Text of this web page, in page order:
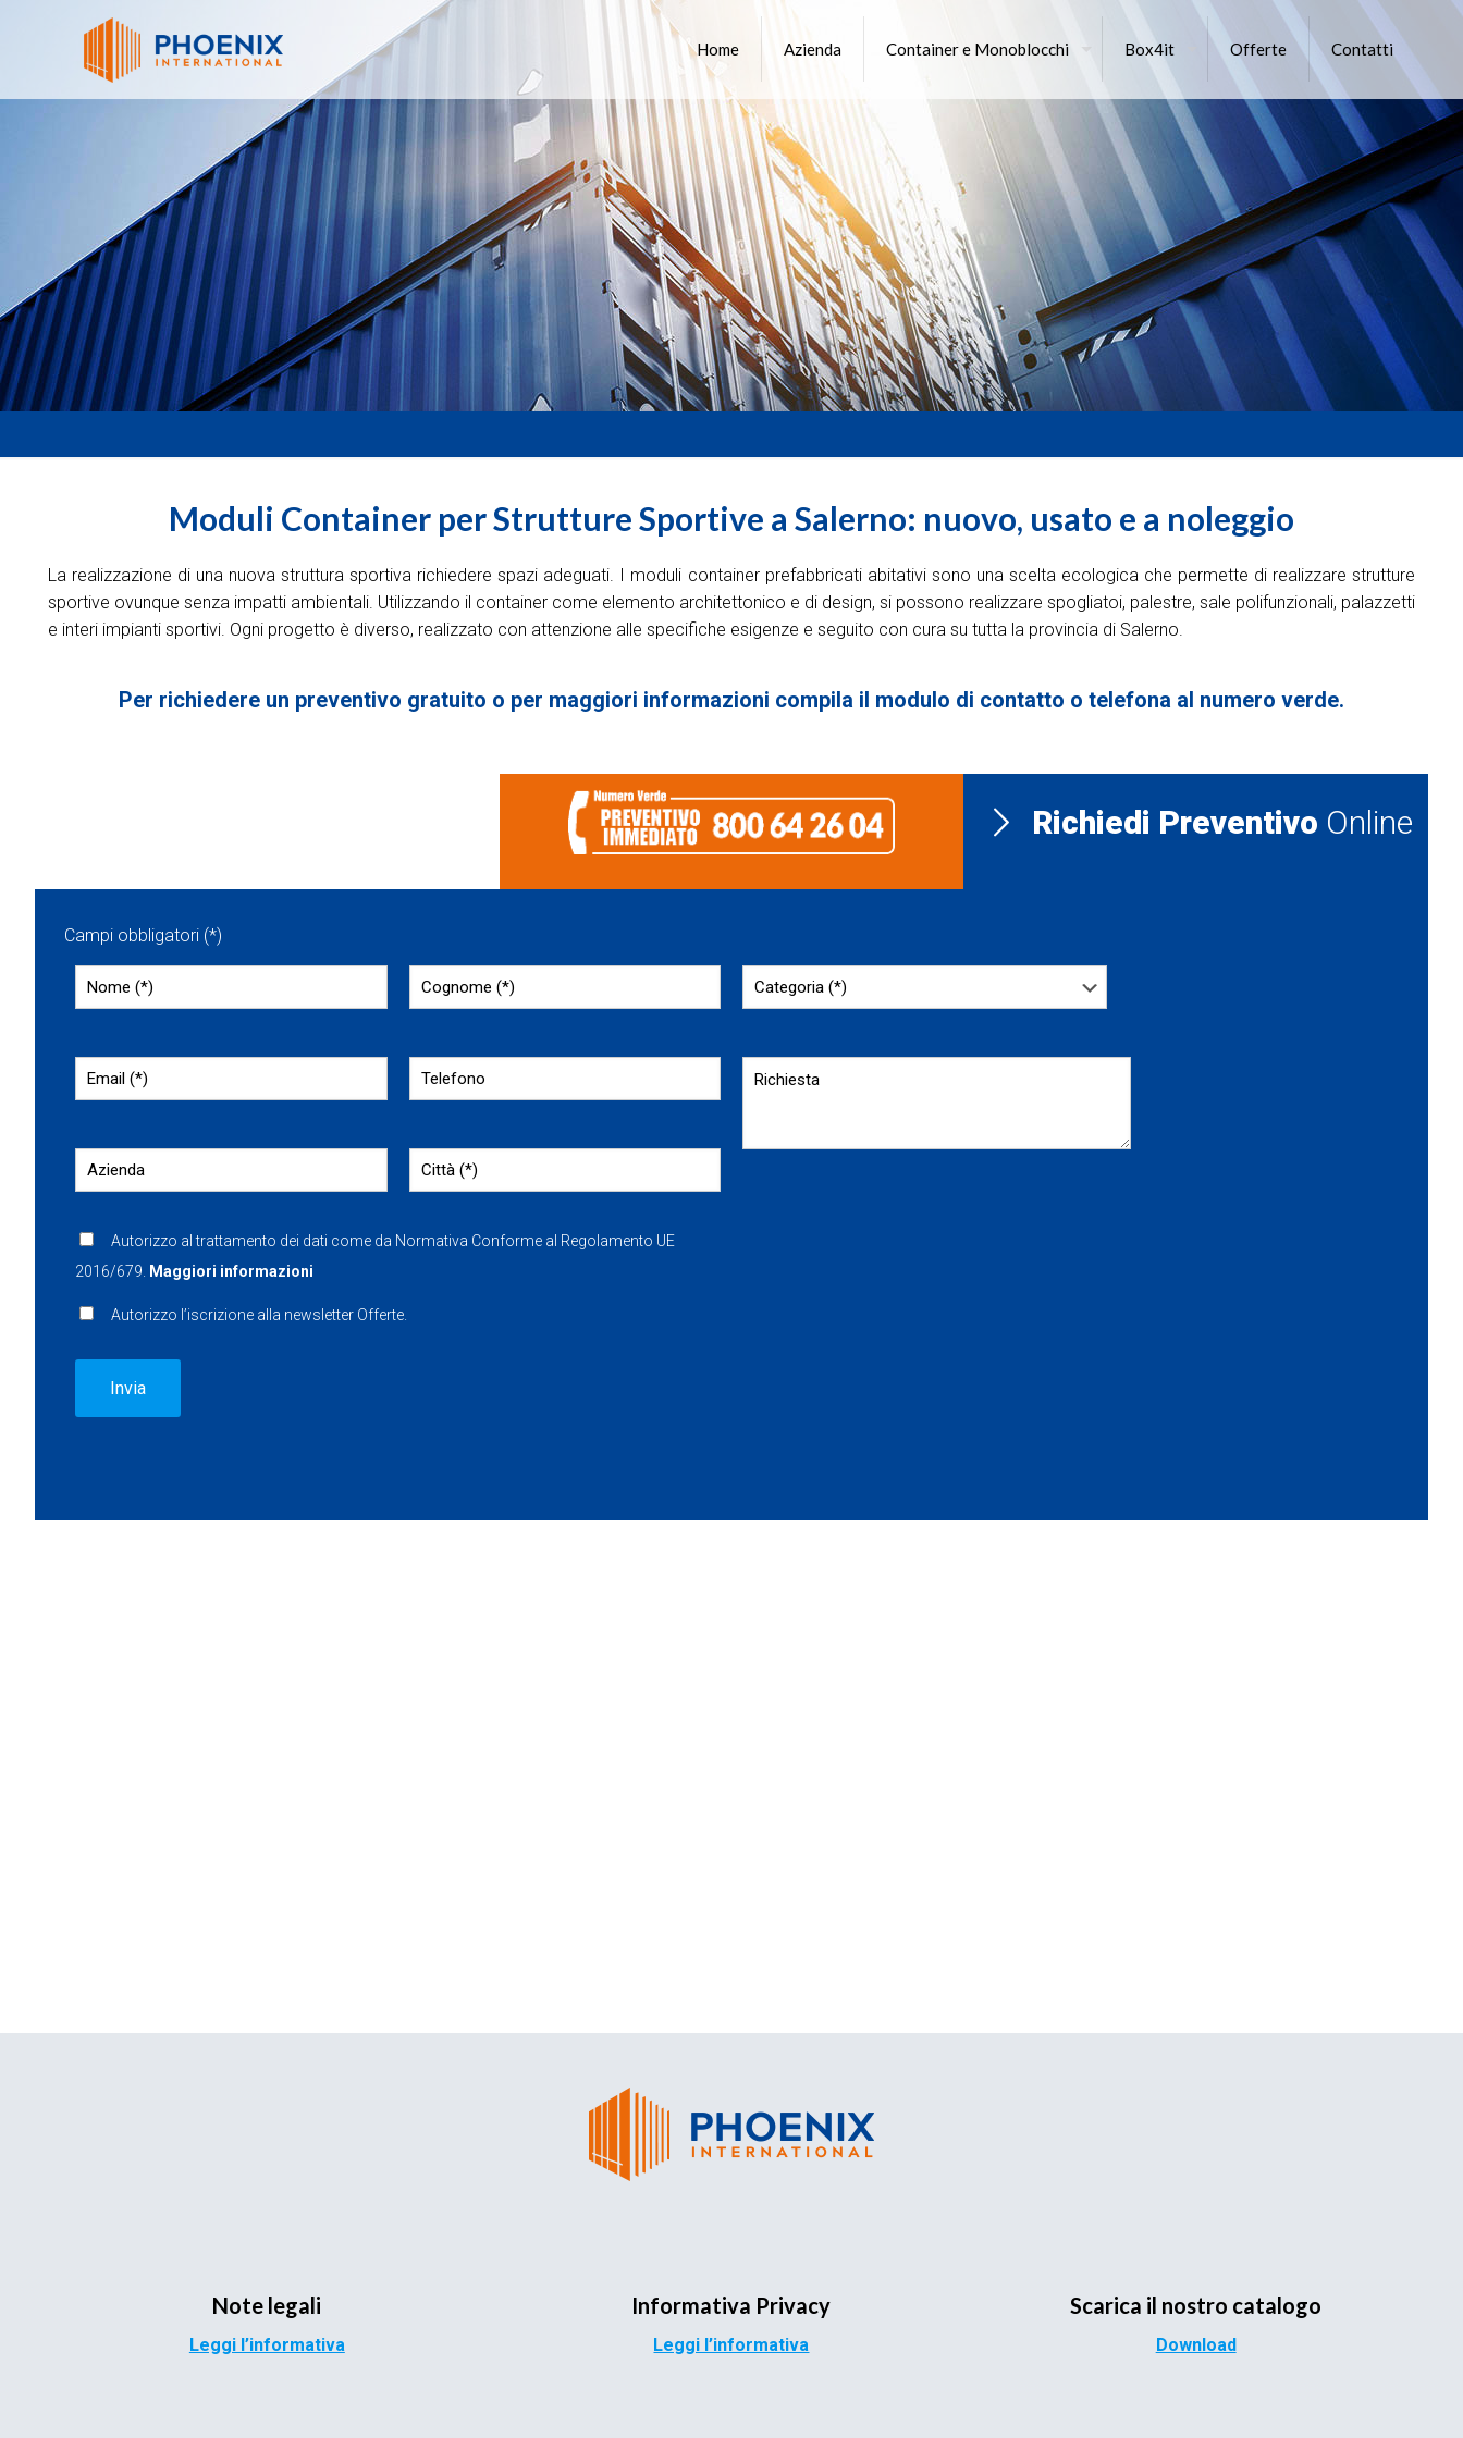
Home Azienda Container e Monoblocchi Box4it Offerte Contatti
Moduli Container per Strutture Sportive a Salerno: nuovo, usato e a noleggio
La realizzazione di una nuova struttura sportiva richiedere spazi adeguati. I moduli container prefabbricati abitativi sono una scelta ecologica che permette di realizzare strutture
sportive ovunque senza impatti ambientali. Utilizzando il container come elemento architettonico e di design, si possono realizzare spogliatoi, palestre, sale polifunzionali, palazzetti
e interi impianti sportivi. Ogni progetto è diverso, realizzato con attenzione alle specifiche esigenze e seguito con cura su tutta la provincia di Salerno.
Per richiedere un preventivo gratuito o per maggiori informazioni compila il modulo di contatto o telefona al numero verde.
Richiedi Preventivo Online
Campi obbligatori (*)
Autorizzo al trattamento dei dati come da Normativa Conforme al Regolamento UE
2016/679.
Maggiori informazioni
Autorizzo l’iscrizione alla newsletter Offerte.
Note legali
Leggi l’informativa
Informativa Privacy
Leggi l’informativa
Scarica il nostro catalogo
Download